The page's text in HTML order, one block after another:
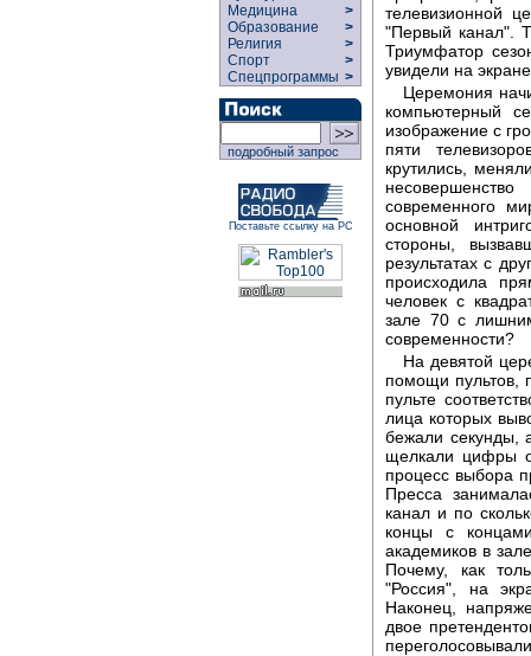
Медицина
>
Образование
>
Религия
>
Спорт
>
Спецпрограммы >
подробный запрос
Поставьте ссылку на РС
телевизионной
"Первый канал".
Триумфатор
увидели на
Церемония
компьютерный
изображение с
пяти
крутились,
современного
основной
стороны,
результатах с
происходила
человек с
зале 70 с
современности?
На девятой
помощи пультов,
пульте
лица которых
бежали секунды,
щелкали цифры
процесс выбора
Пресса
канал и по
концы с
академиков в
Почему, как
"Россия", на
Наконец,
двое